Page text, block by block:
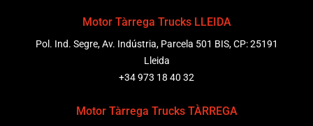
Motor Tàrrega Trucks LLEIDA
Pol. Ind. Segre, Av. Indústria, Parcela 501 BIS, CP: 25191
Lleida
+34 973 18 40 32
Motor Tàrrega Trucks TÀRREGA